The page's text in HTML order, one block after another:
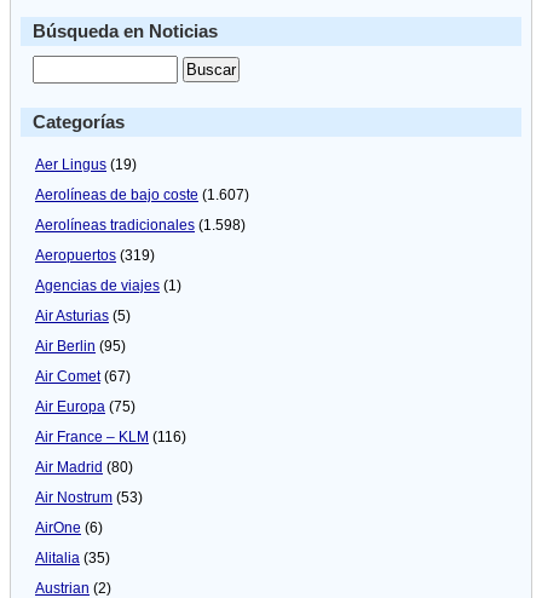
Búsqueda en Noticias
Categorías
Aer Lingus (19)
Aerolíneas de bajo coste (1.607)
Aerolíneas tradicionales (1.598)
Aeropuertos (319)
Agencias de viajes (1)
Air Asturias (5)
Air Berlin (95)
Air Comet(67)
Air Europa (75)
Air France – KLM (116)
Air Madrid (80)
Air Nostrum (53)
AirOne (6)
Alitalia (35)
Austrian (2)